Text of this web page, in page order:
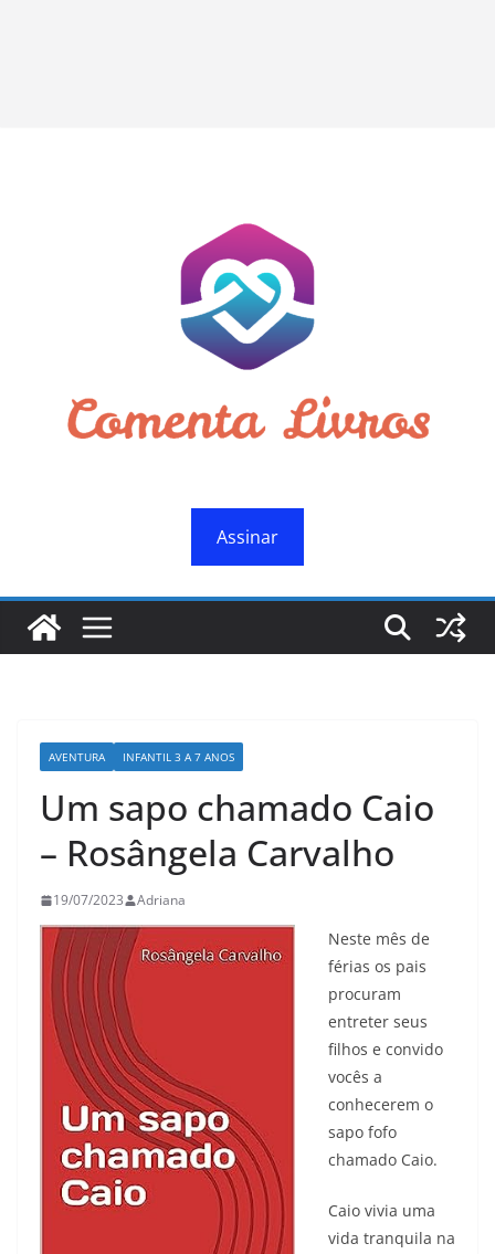
Assinar
AVENTURA INFANTIL 3 A 7 ANOS
Um sapo chamado Caio
– Rosângela Carvalho
19/07/2023 Adriana
Neste mês de
férias os pais
procuram
entreter seus
filhos e convido
vocês a
conhecerem o
sapo fofo
chamado Caio.
Caio vivia uma
vida tranquila na